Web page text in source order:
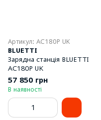
Артикул: AC180P UK
BLUETTI
Зарядна станція BLUETTI
AC180P UK
57 850 грн
В наявності